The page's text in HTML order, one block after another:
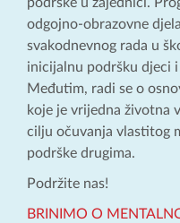
podrške u zajednici.
odgojno-obrazovne
svakodnevnog rada u
inicijalnu podršku djeci
Međutim, radi se o
koje je vrijedna životna
cilju očuvanja vlastitog
podrške drugima.
Podržite nas!
BRINIMO O